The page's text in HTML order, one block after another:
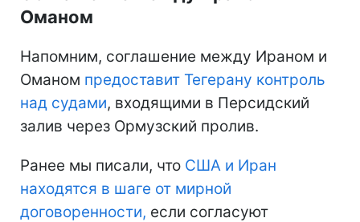
Оманом
Напомним, соглашение между Ираном и
Оманом предоставит Тегерану контроль
над судами, входящими в Персидский
залив через Ормузский пролив.
Ранее мы писали, что США и Иран
находятся в шаге от мирной
договоренности, если согласуют